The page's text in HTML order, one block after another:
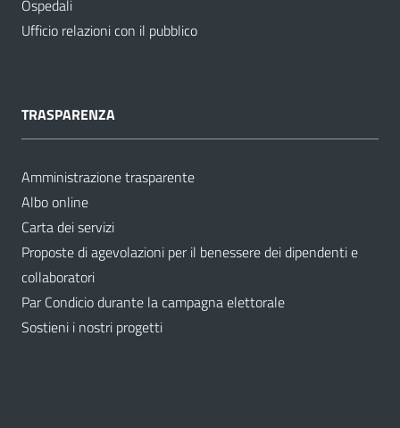
Ospedali
Ufficio relazioni con il pubblico
TRASPARENZA
Amministrazione trasparente
Albo online
Carta dei servizi
Proposte di agevolazioni per il benessere dei dipendenti e
collaboratori
Par Condicio durante la campagna elettorale
Sostieni i nostri progetti